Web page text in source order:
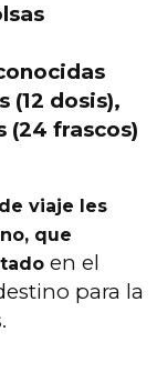
(12 dosis),
(24 frascos)
viaje les
que
en el
para la